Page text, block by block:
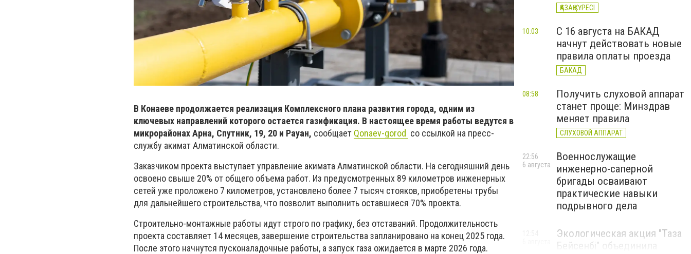
В Конаеве продолжается реализация Комплексного плана развития города, одним из
ключевых направлений которого остается газификация. В настоящее время работы ведутся в
микрорайонах Арна, Спутник, 19, 20 и Рауан, сообщает Qonaev-gorod со ссылкой на пресс-
службу акимат Алматинской области.
Заказчиком проекта выступает управление акимата Алматинской области. На сегодняшний день
освоено свыше 20% от общего объема работ. Из предусмотренных 89 километров инженерных
сетей уже проложено 7 километров, установлено более 7 тысяч стояков, приобретены трубы
для дальнейшего строительства, что позволит выполнить оставшиеся 70% проекта.
Строительно-монтажные работы идут строго по графику, без отставаний. Продолжительность
проекта составляет 14 месяцев, завершение строительства запланировано на конец 2025 года.
После этого начнутся пусконаладочные работы, а запуск газа ожидается в марте 2026 года.
ҚАЗАҚ КҮРЕСІ
С 16 августа на БАКАД
начнут действовать новые
правила оплаты проезда
БАКАД
10:03
Получить слуховой аппарат
станет проще: Минздрав
меняет правила
СЛУХОВОЙ АППАРАТ
08:58
Военнослужащие
инженерно-саперной
бригады осваивают
практические навыки
подрывного дела
22:56
6 августа
Экологическая акция "Таза
Бейсенбі" объединила